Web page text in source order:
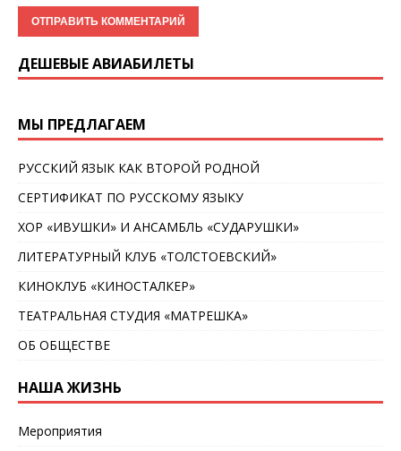
ДЕШЕВЫЕ АВИАБИЛЕТЫ
МЫ ПРЕДЛАГАЕМ
РУССКИЙ ЯЗЫК КАК ВТОРОЙ РОДНОЙ
СЕРТИФИКАТ ПО РУССКОМУ ЯЗЫКУ
ХОР «ИВУШКИ» И АНСАМБЛЬ «СУДАРУШКИ»
ЛИТЕРАТУРНЫЙ КЛУБ «ТОЛСТОЕВСКИЙ»
КИНОКЛУБ «КИНОСТАЛКЕР»
ТЕАТРАЛЬНАЯ СТУДИЯ «МАТРЕШКА»
ОБ ОБЩЕСТВЕ
НАША ЖИЗНЬ
Мероприятия